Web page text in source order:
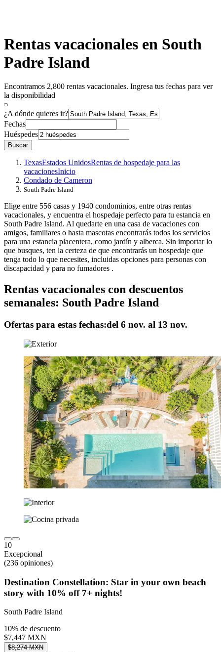
Rentas vacacionales en South
Padre Island
Encontramos 2,800 rentas vacacionales. Ingresa tus fechas para ver
la disponibilidad
¿A dónde quieres ir?
Fechas
Huéspedes
Buscar
TexasEstados UnidosRentas de hospedaje para las
vacacionesInicio
Condado de Cameron
South Padre Island
Elige entre 556 casas y 1940 condominios, entre otras rentas
vacacionales, y encuentra el hospedaje perfecto para tu estancia en
South Padre Island. Al quedarte en una casa de vacaciones con
amigos, familiares o hasta mascotas encontrarás todos los servicios
para una estancia placentera, como jardín y alberca. Sin importar lo
que busques, ten la certeza de que encontrarás un hospedaje que
tenga todo lo que necesites, incluidas opciones para personas con
discapacidad y para no fumadores .
Rentas vacacionales con descuentos
semanales: South Padre Island
Ofertas para estas fechas:del 6 nov. al 13 nov.
10
Excepcional
(236 opiniones)
Destination Constellation: Star in your own beach
story with 10% off 7+ nights!
South Padre Island
10% de descuento
$7,447 MXN
$8,274 MXN